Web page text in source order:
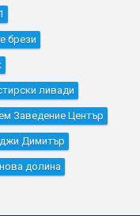
брези
ливади
Заведение Център
Димитър
долина